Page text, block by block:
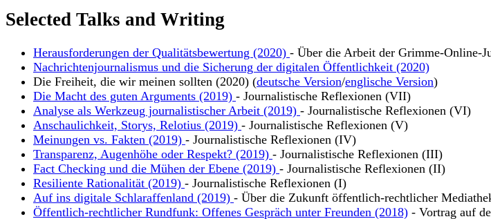
Selected Talks and Writing
Herausforderungen der Qualitätsbewertung (2020) - Über die Arbeit der Grimme-Online-
Nachrichtenjournalismus und die Sicherung der digitalen Öffentlichkeit (2020)
Die Freiheit, die wir meinen sollten (2020) (deutsche Version/englische Version)
Die Macht des guten Arguments (2019) - Journalistische Reflexionen (VII)
Analyse als Werkzeug journalistischer Arbeit (2019) - Journalistische Reflexionen (VI)
Anschaulichkeit, Storys, Relotius (2019) - Journalistische Reflexionen (V)
Meinungen vs. Fakten (2019) - Journalistische Reflexionen (IV)
Transparenz, Augenhöhe oder Respekt? (2019) - Journalistische Reflexionen (III)
Fact Checking und die Mühen der Ebene (2019) - Journalistische Reflexionen (II)
Resiliente Rationalität (2019) - Journalistische Reflexionen (I)
Auf ins digitale Schlaraffenland (2019) - Über die Zukunft öffentlich-rechtlicher
Öffentlich-rechtlicher Rundfunk: Offenes Gespräch unter Freunden (2018) - Vortrag auf